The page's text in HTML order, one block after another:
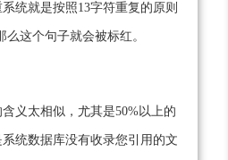
统就是按照13字符重复的原则
这个句子就会被标红。
义太相似，尤其是50%以上的
统数据库没有收录您引用的文